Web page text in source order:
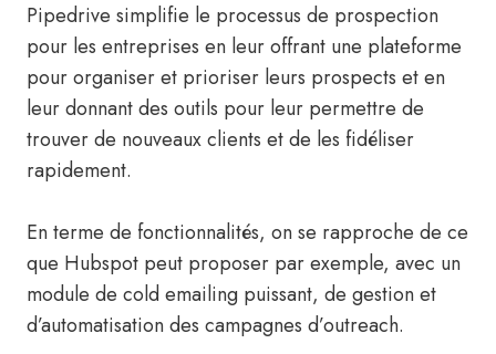
Pipedrive simplifie le processus de prospection
pour les entreprises en leur offrant une plateforme
pour organiser et prioriser leurs prospects et en
leur donnant des outils pour leur permettre de
trouver de nouveaux clients et de les fidéliser
rapidement.
En terme de fonctionnalités, on se rapproche de ce
que Hubspot peut proposer par exemple, avec un
module de cold emailing puissant, de gestion et
d’automatisation des campagnes d’outreach.